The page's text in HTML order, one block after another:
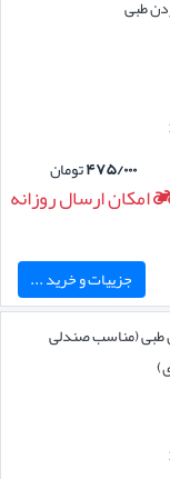
طبی
۴۷۵/۰۰۰تومان
امکان ارسال روزانه
جزییات و خرید ...
طبی (مناسب صندلی